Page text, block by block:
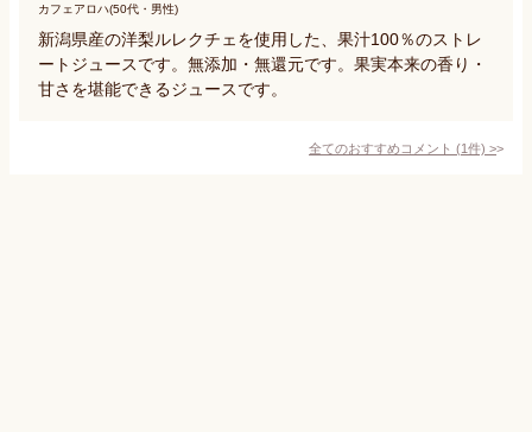
カフェアロハ(50代・男性)
新潟県産の洋梨ルレクチェを使用した、果汁100％のストレ
ートジュースです。無添加・無還元です。果実本来の香り・
甘さを堪能できるジュースです。
全てのおすすめコメント (1件) >